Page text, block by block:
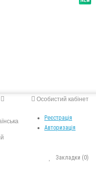
Особистий кабінет
Реєстрація
Авторизація
Закладки (0)